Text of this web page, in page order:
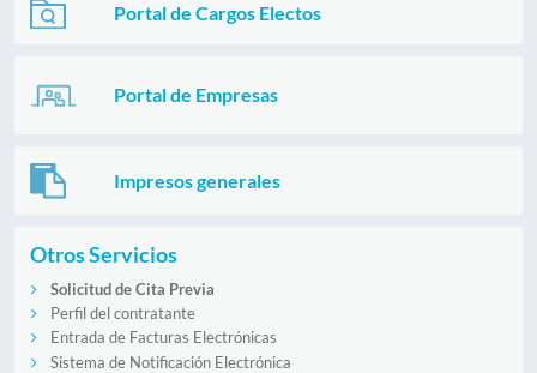
Portal de Cargos Electos
Portal de Empresas
Impresos generales
Otros Servicios
Solicitud de Cita Previa
Perfil del contratante
Entrada de Facturas Electrónicas
Sistema de Notificación Electrónica